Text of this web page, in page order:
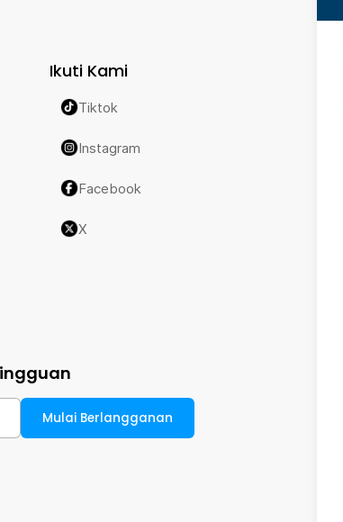
Ikuti Kami
Tiktok
Instagram
Facebook
X
Mulai Berlangganan